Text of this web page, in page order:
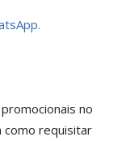
no
como requisitar